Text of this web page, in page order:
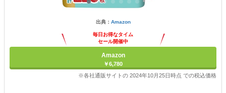
出典： Amazon
毎日お得なタイム
セール開催中
Amazon
￥6,780
※各社通販サイトの 2024年10月25日時点 での税込価格